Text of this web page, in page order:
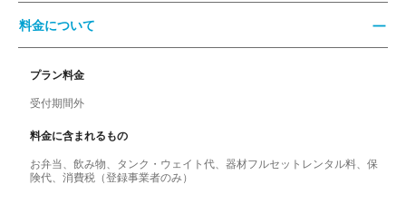
料金について
プラン料金
受付期間外
料金に含まれるもの
お弁当、飲み物、タンク・ウェイト代、器材フルセットレンタル料、保
険代、消費税（登録事業者のみ）